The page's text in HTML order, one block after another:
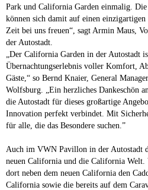
Park und California Garden einmalig.
können sich damit auf einen einzigartigen
Zeit bei uns freuen“, sagt Armin Maus,
der Autostadt.
„Der California Garden in der Autostadt
Übernachtungserlebnis voller Komfort,
Gäste,“ so Bernd Knaier, General
Wolfsburg. „Ein herzliches Dankeschön
die Autostadt für dieses großartige
Innovation perfekt verbindet. Mit
für alle, die das Besondere suchen.”
Auch im VWN Pavillon in der Autostadt
neuen California und die California Welt.
dort neben dem neuen California den
California sowie die bereits auf dem